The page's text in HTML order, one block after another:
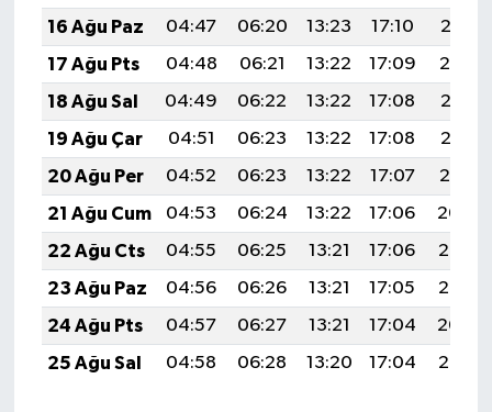
16 Ağu Paz
04:47 06:20 13:23 17:10
20:16
17 Ağu Pts
04:48 06:21 13:22 17:09
20:14
18 Ağu Sal
04:49 06:22 13:22 17:08
20:13
19 Ağu Çar
04:51 06:23 13:22 17:08
20:12
20 Ağu Per
04:52 06:23 13:22 17:07
20:10
21 Ağu Cum
04:53 06:24 13:22 17:06
20:09
22 Ağu Cts
04:55 06:25 13:21 17:06
20:07
23 Ağu Paz
04:56 06:26 13:21 17:05
20:06
24 Ağu Pts
04:57 06:27 13:21 17:04
20:04
25 Ağu Sal
04:58 06:28 13:20 17:04 20:03